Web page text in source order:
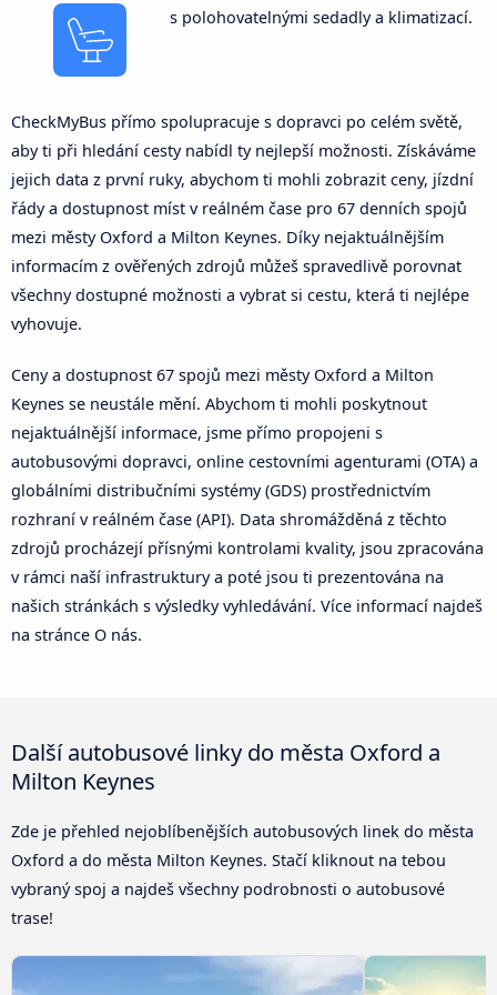
s polohovatelnými sedadly a klimatizací.
CheckMyBus přímo spolupracuje s dopravci po celém světě,
aby ti při hledání cesty nabídl ty nejlepší možnosti. Získáváme
jejich data z první ruky, abychom ti mohli zobrazit ceny, jízdní
řády a dostupnost míst v reálném čase pro 67 denních spojů
mezi městy Oxford a Milton Keynes. Díky nejaktuálnějším
informacím z ověřených zdrojů můžeš spravedlivě porovnat
všechny dostupné možnosti a vybrat si cestu, která ti nejlépe
vyhovuje.
Ceny a dostupnost 67 spojů mezi městy Oxford a Milton
Keynes se neustále mění. Abychom ti mohli poskytnout
nejaktuálnější informace, jsme přímo propojeni s
autobusovými dopravci, online cestovními agenturami (OTA) a
globálními distribučními systémy (GDS) prostřednictvím
rozhraní v reálném čase (API). Data shromážděná z těchto
zdrojů procházejí přísnými kontrolami kvality, jsou zpracována
v rámci naší infrastruktury a poté jsou ti prezentována na
našich stránkách s výsledky vyhledávání. Více informací najdeš
na stránce O nás.
Další autobusové linky do města Oxford a
Milton Keynes
Zde je přehled nejoblíbenějších autobusových linek do města
Oxford a do města Milton Keynes. Stačí kliknout na tebou
vybraný spoj a najdeš všechny podrobnosti o autobusové
trase!